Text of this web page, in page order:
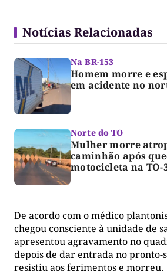
Notícias Relacionadas
Na BR-153
Homem morre e
em acidente no
Norte do TO
Mulher morre
caminhão após
motocicleta na TO-
De acordo com o médico
chegou consciente à unidade de
apresentou agravamento no
depois de dar entrada no pronto-
resistiu aos ferimentos e morreu.